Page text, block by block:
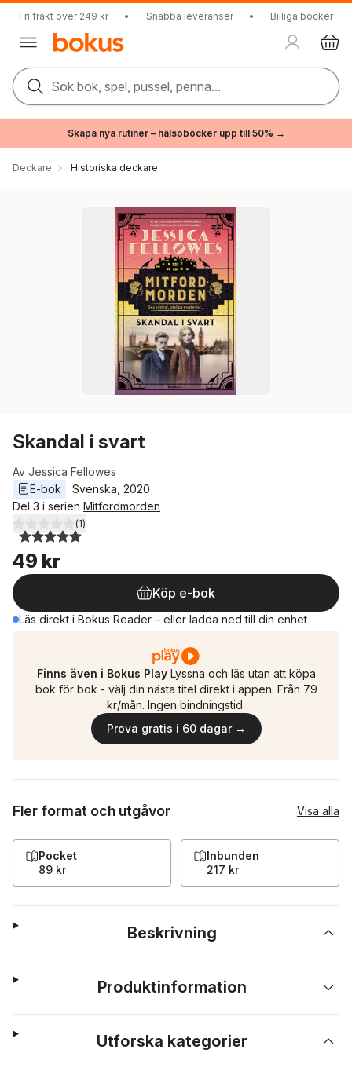
Fri frakt över 249 kr • Snabba leveranser • Billiga böcker
Sök bok, spel, pussel, penna...
Skapa nya rutiner – hälsoböcker upp till 50% →
Deckare Historiska deckare
Skandal i svart
Av Jessica Fellowes
E-bok
Svenska 2020
Del 3 i serien Mitfordmorden
5,0utav 5 stjärnor. Totalt antal röster:
(1)
49 kr
Köp e-bok
Läs direkt i Bokus Reader – eller ladda ned till din enhet
Finns även i Bokus Play Lyssna och läs utan att köpa
bok för bok - välj din nästa titel direkt i appen. Från 79
kr/mån. Ingen bindningstid.
Prova gratis i 60 dagar →
Fler format och utgåvor Visa alla
Pocket
89 kr
Inbunden
217 kr
Beskrivning
Produktinformation
Utforska kategorier